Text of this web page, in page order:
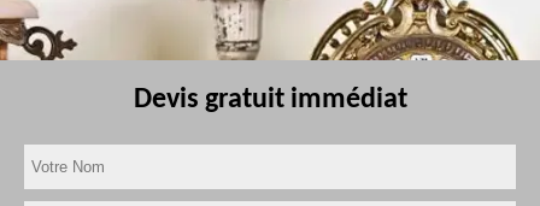
Devis gratuit immédiat